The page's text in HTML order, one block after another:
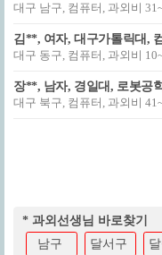
대구 남구, 컴퓨터, 과외비
김**, 여자, 대구가톨릭대,
대구 동구, 컴퓨터, 과외비
장**, 남자, 경일대, 로봇공
대구 북구, 컴퓨터, 과외비
* 과외선생님 바로찾기
남구
달서구